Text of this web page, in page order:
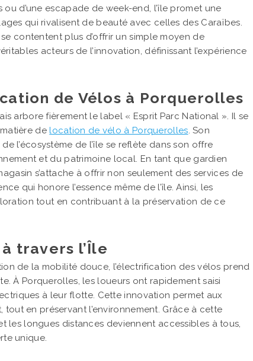
d’une escapade de week-end, l’île promet une
qui rivalisent de beauté avec celles des Caraïbes.
contentent plus d’offrir un simple moyen de
acteurs de l’innovation, définissant l’expérience
de Vélos à Porquerolles
arbore fièrement le label « Esprit Parc National ». Il se
delocation de vélo à Porquerolles. Son
l’écosystème de l’île se reflète dans son offre
et du patrimoine local. En tant que gardien
s’attache à offrir non seulement des services de
qui honore l’essence même de l’île. Ainsi, les
tout en contribuant à la préservation de ce
travers l’Île
de la mobilité douce, l’électrification des vélos prend
À Porquerolles, les loueurs ont rapidement saisi
à leur flotte. Cette innovation permet aux
tout en préservant l’environnement. Grâce à cette
les longues distances deviennent accessibles à tous,
unique.